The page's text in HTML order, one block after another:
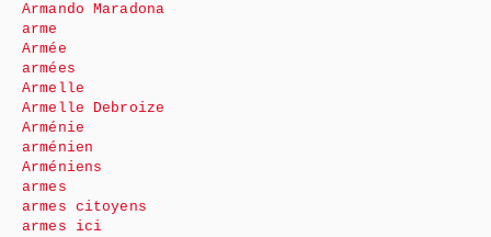
Armando Maradona
arme
Armée
armées
Armelle
Armelle Debroize
Arménie
arménien
Arméniens
armes
armes citoyens
armes ici